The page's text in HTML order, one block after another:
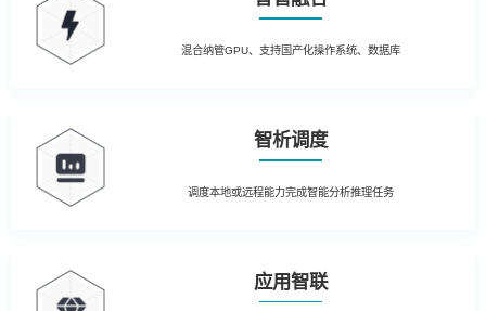
混合纳管GPU、支持国产化操作系统、数据库
智析调度
调度本地或远程能力完成智能分析推理任务
应用智联